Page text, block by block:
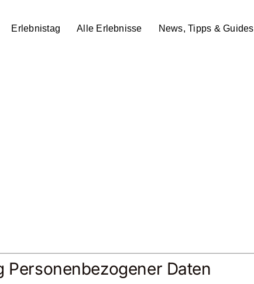
Erlebnistag Alle Erlebnisse News, Tipps & Guides
Personenbezogener Daten